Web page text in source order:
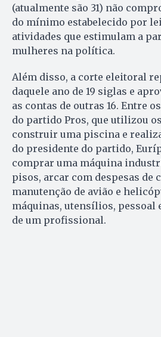
(atualmente são 31) não
do mínimo estabelecido por
atividades que estimulam a
mulheres na política.
Além disso, a corte eleitoral
daquele ano de 19 siglas e
as contas de outras 16. Entre
do partido Pros, que utilizou
construir uma piscina e
do presidente do partido,
comprar uma máquina
pisos, arcar com despesas de
manutenção de avião e
máquinas, utensílios, pessoal
de um profissional.